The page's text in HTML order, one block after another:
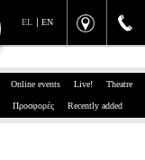
EN
EL
Online events Live! Theatre
Προσφορές Recently added